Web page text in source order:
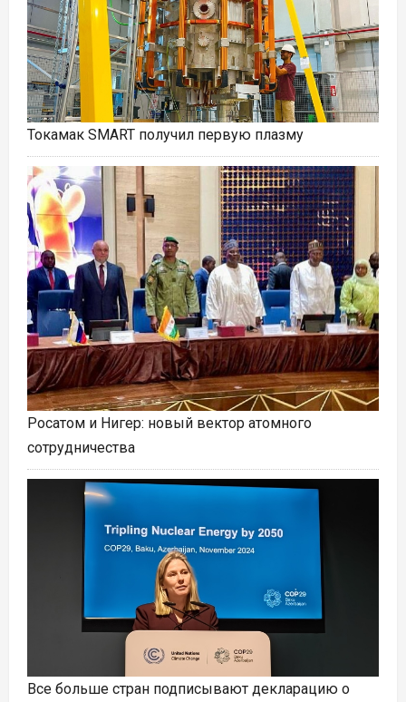
Токамак SMART получил первую плазму
Росатом и Нигер: новый вектор атомного
сотрудничества
Все больше стран подписывают декларацию о